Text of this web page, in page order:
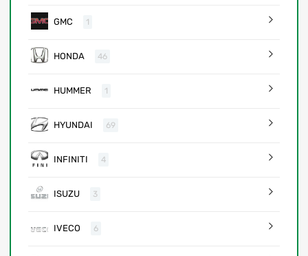
GMC 1
HONDA 46
HUMMER 1
HYUNDAI 69
INFINITI 4
ISUZU 3
IVECO 6